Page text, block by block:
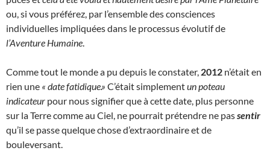
ou, si vous préférez, par l’ensemble des consciences
individuelles impliquées dans le processus évolutif de
l’Aventure Humaine
Comme tout le monde a pu depuis le constater, 2012 n’était en
rien une « date fatidique.» C’était simplementun poteau
indicateur pour nous signifier que à cette date, plus personne
sur la Terre comme au Ciel, ne pourrait prétendre ne passentir
qu’il se passe quelque chose d’extraordinaire et de
bouleversant.